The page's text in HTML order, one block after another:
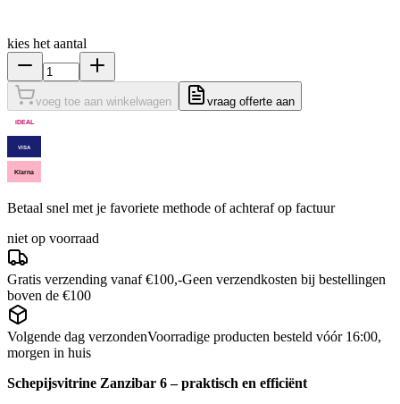
kies het aantal
voeg toe aan winkelwagen vraag offerte aan
iDEAL
VISA
Klarna
Betaal snel met je favoriete methode of achteraf op factuur
niet op voorraad
Gratis verzending vanaf €100,-Geen verzendkosten bij bestellingen
boven de €100
Volgende dag verzondenVoorradige producten besteld vóór 16:00,
morgen in huis
Schepijsvitrine Zanzibar 6 – praktisch en efficiënt